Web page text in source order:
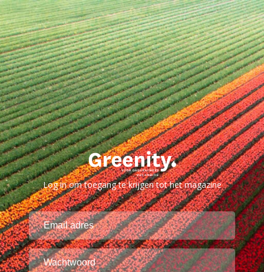
Log in om toegang te krijgen tot het magazine